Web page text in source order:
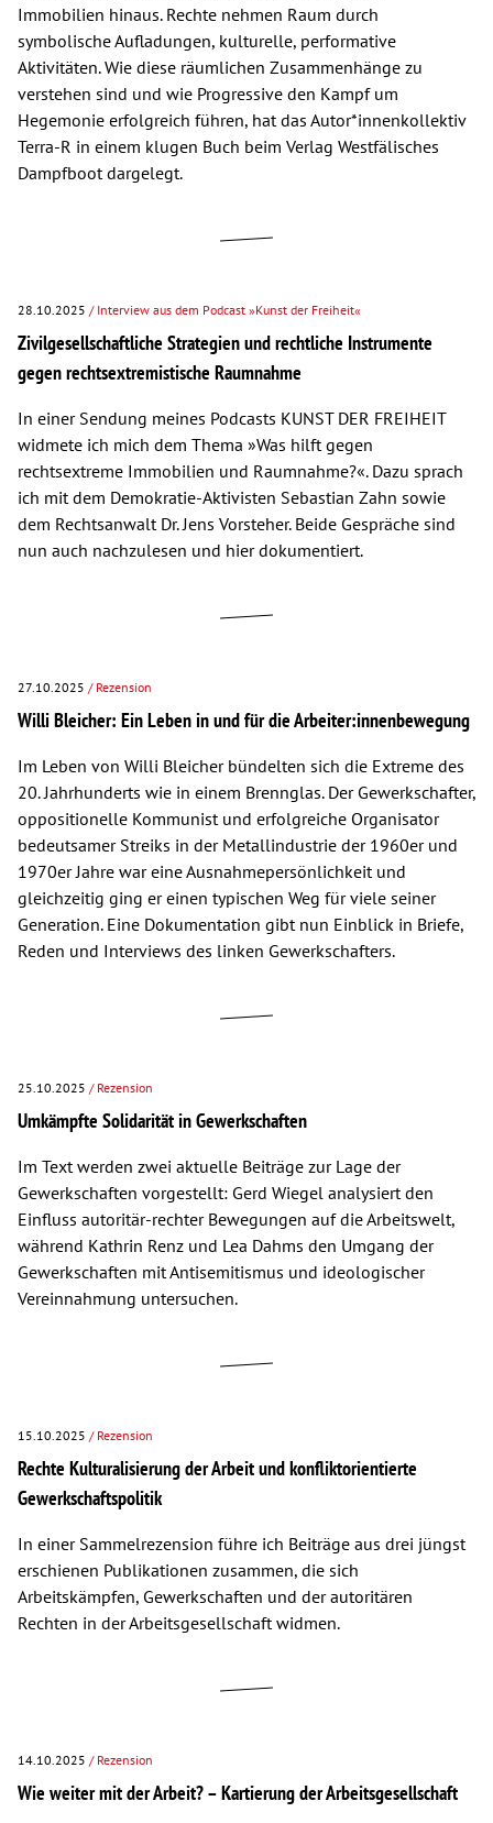
Immobilien hinaus. Rechte nehmen Raum durch
symbolische Aufladungen, kulturelle, performative
Aktivitäten. Wie diese räumlichen Zusammenhänge zu
verstehen sind und wie Progressive den Kampf um
Hegemonie erfolgreich führen, hat das Autor*innenkollektiv
Terra-R in einem klugen Buch beim Verlag Westfälisches
Dampfboot dargelegt.
28.10.2025 / Interview aus dem Podcast »Kunst der Freiheit«
Zivilgesellschaftliche Strategien und rechtliche Instrumente
gegen rechtsextremistische Raumnahme
In einer Sendung meines Podcasts KUNST DER FREIHEIT
widmete ich mich dem Thema »Was hilft gegen
rechtsextreme Immobilien und Raumnahme?«. Dazu sprach
ich mit dem Demokratie-Aktivisten Sebastian Zahn sowie
dem Rechtsanwalt Dr. Jens Vorsteher. Beide Gespräche sind
nun auch nachzulesen und hier dokumentiert.
27.10.2025 / Rezension
Willi Bleicher: Ein Leben in und für die Arbeiter:innenbewegung
Im Leben von Willi Bleicher bündelten sich die Extreme des
20. Jahrhunderts wie in einem Brennglas. Der Gewerkschafter,
oppositionelle Kommunist und erfolgreiche Organisator
bedeutsamer Streiks in der Metallindustrie der 1960er und
1970er Jahre war eine Ausnahmepersönlichkeit und
gleichzeitig ging er einen typischen Weg für viele seiner
Generation. Eine Dokumentation gibt nun Einblick in Briefe,
Reden und Interviews des linken Gewerkschafters.
25.10.2025 / Rezension
Umkämpfte Solidarität in Gewerkschaften
Im Text werden zwei aktuelle Beiträge zur Lage der
Gewerkschaften vorgestellt: Gerd Wiegel analysiert den
Einfluss autoritär-rechter Bewegungen auf die Arbeitswelt,
während Kathrin Renz und Lea Dahms den Umgang der
Gewerkschaften mit Antisemitismus und ideologischer
Vereinnahmung untersuchen.
15.10.2025 / Rezension
Rechte Kulturalisierung der Arbeit und konfliktorientierte
Gewerkschaftspolitik
In einer Sammelrezension führe ich Beiträge aus drei jüngst
erschienen Publikationen zusammen, die sich
Arbeitskämpfen, Gewerkschaften und der autoritären
Rechten in der Arbeitsgesellschaft widmen.
14.10.2025 / Rezension
Wie weiter mit der Arbeit? – Kartierung der Arbeitsgesellschaft